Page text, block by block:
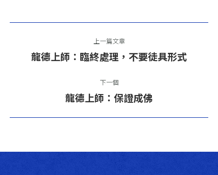
上一篇文章
上
篇
文
龍德上師：臨終處理，不要徒具形式
下一個
下
章：
龍德上師：保證成佛